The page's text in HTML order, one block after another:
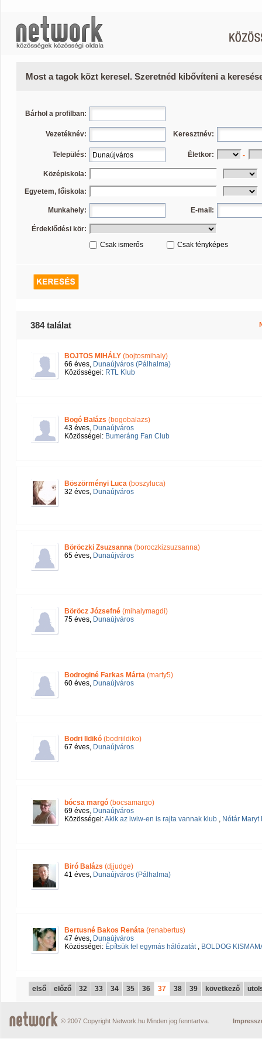
Most a tagok közt keresel. Szeretnéd kibővíteni a
Bárhol a profilban:
Vezetéknév: Keresztnév:
Település: Életkor: -
Középiskola:
Egyetem, főiskola:
Munkahely: E-mail:
Érdeklődési kör:
Csak ismerős
Csak fényképes
384 találat
BOJTOS MIHÁLY (bojtosmihaly)
66 éves, Dunaújváros (Pálhalma)
Közösségei: RTL Klub
Bogó Balázs (bogobalazs)
43 éves, Dunaújváros
Közösségei: Bumeráng Fan Club
Böszörményi Luca (boszyluca)
32 éves, Dunaújváros
Böröczki Zsuzsanna (boroczkizsuzsanna)
65 éves, Dunaújváros
Böröcz Józsefné (mihalymagdi)
75 éves, Dunaújváros
Bodroginé Farkas Márta (marty5)
60 éves, Dunaújváros
Bodri Ildikó (bodriildiko)
67 éves, Dunaújváros
bócsa margó (bocsamargo)
69 éves, Dunaújváros
Közösségei:Akik az iwiw-en is rajta vannak klub , Nótár Maryt
Biró Balázs (djjudge)
41 éves, Dunaújváros (Pálhalma)
Bertusné Bakos Renáta (renabertus)
47 éves, Dunaújváros
Közösségei: Építsük fel egymás hálózatát, BOLDOG
első előző 32 33 34 35 36 37 38 39 következő
© 2007 Copyright Network.hu Minden jog fenntartva.